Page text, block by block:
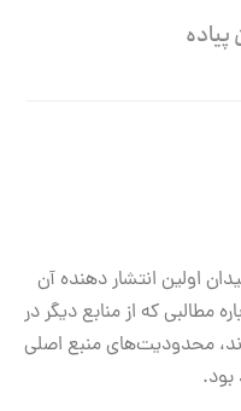
اولین انتشار دهنده آن
مطالبی که از منابع دیگر در
محدودیت‌های منبع اصلی
بود.